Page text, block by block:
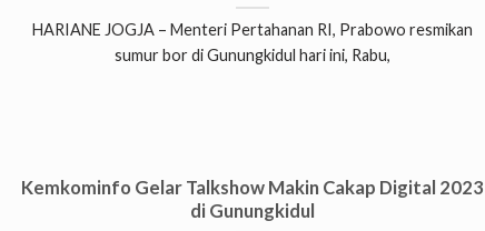
HARIANE JOGJA – Menteri Pertahanan RI, Prabowo resmikan
sumur bor di Gunungkidul hari ini, Rabu,
Kemkominfo Gelar Talkshow Makin Cakap Digital 2023
di Gunungkidul